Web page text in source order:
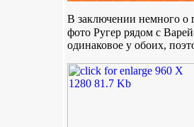
В заключении немного о
фото Ругер рядом с
одинаковое у обоих,